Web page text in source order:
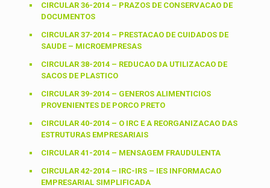
CIRCULAR 36-2014 – PRAZOS DE CONSERVACAO DE
DOCUMENTOS
CIRCULAR 37-2014 – PRESTACAO DE CUIDADOS DE
SAUDE – MICROEMPRESAS
CIRCULAR 38-2014 – REDUCAO DA UTILIZACAO DE
SACOS DE PLASTICO
CIRCULAR 39-2014 – GENEROS ALIMENTICIOS
PROVENIENTES DE PORCO PRETO
CIRCULAR 40-2014 – O IRC E A REORGANIZACAO DAS
ESTRUTURAS EMPRESARIAIS
CIRCULAR 41-2014 – MENSAGEM FRAUDULENTA
CIRCULAR 42-2014 – IRC-IRS – IES INFORMACAO
EMPRESARIAL SIMPLIFICADA